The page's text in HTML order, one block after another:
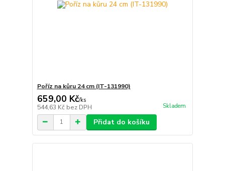
Poříz na kůru 24 cm (IT-131990)
659,00 Kč/ks
544,63 Kč bez DPH Skladem
Přidat do košíku